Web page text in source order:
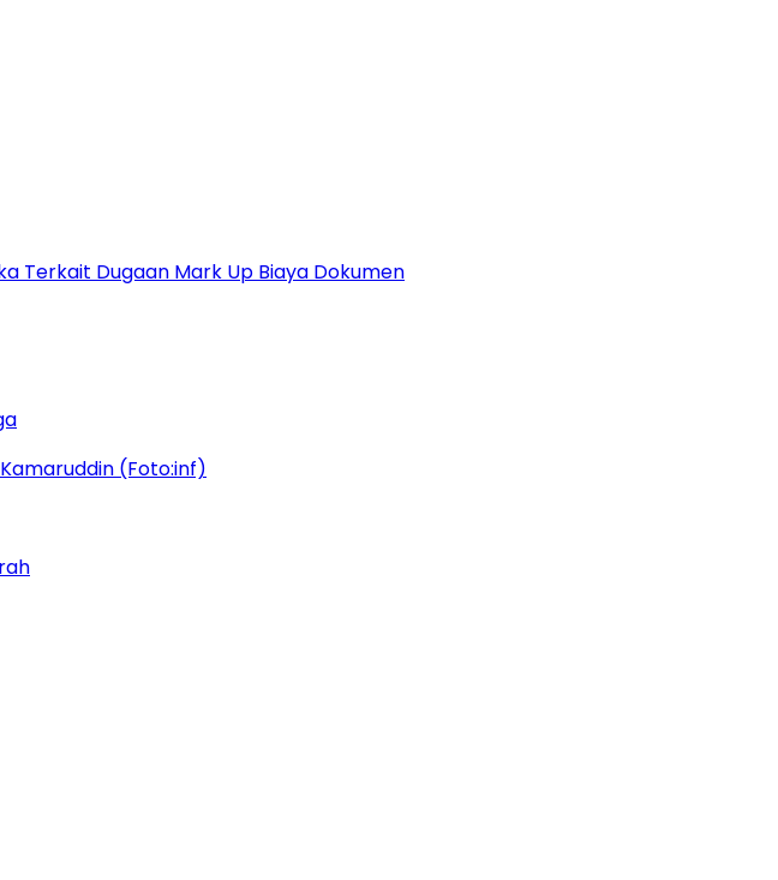
Terkait Dugaan Mark Up Biaya Dokumen